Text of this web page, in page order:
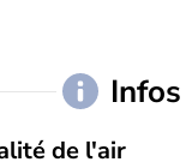
de l'air